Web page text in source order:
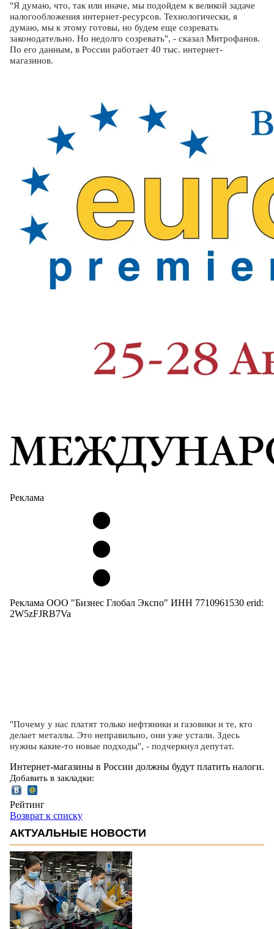
"Я думаю, что, так или иначе, мы подойдем к великой задаче
налогообложения интернет-ресурсов. Технологически, я
думаю, мы к этому готовы, но будем еще созревать
законодательно. Но недолго созревать", - сказал Митрофанов.
По его данным, в России работает 40 тыс. интернет-
магазинов.
Реклама
Реклама ООО "Бизнес Глобал Экспо" ИНН 7710961530 erid:
2W5zFJRB7Va
"Почему у нас платят только нефтяники и газовики и те, кто
делает металлы. Это неправильно, они уже устали. Здесь
нужны какие-то новые подходы", - подчеркнул депутат.
Интернет-магазины в России должны будут платить налоги.
Добавить в закладки:
Рейтинг
Возврат к списку
АКТУАЛЬНЫЕ НОВОСТИ